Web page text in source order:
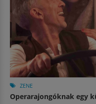
ZENE
Operarajongóknak egy